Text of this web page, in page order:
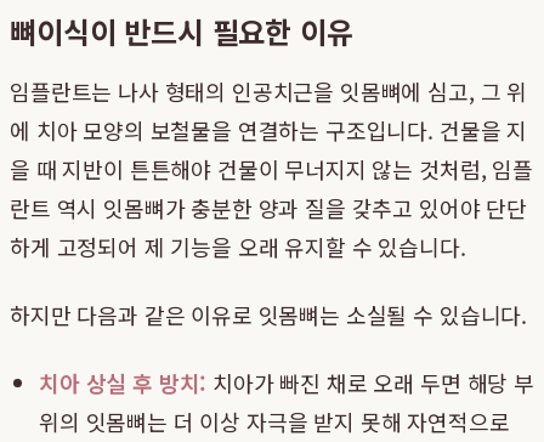
뼈이식이 반드시 필요한 이유
임플란트는 나사 형태의 인공치근을 잇몸뼈에 심고, 그 위
에 치아 모양의 보철물을 연결하는 구조입니다. 건물을 지
을 때 지반이 튼튼해야 건물이 무너지지 않는 것처럼, 임플
란트 역시 잇몸뼈가 충분한 양과 질을 갖추고 있어야 단단
하게 고정되어 제 기능을 오래 유지할 수 있습니다.
하지만 다음과 같은 이유로 잇몸뼈는 소실될 수 있습니다.
치아 상실 후 방치: 치아가 빠진 채로 오래 두면 해당 부
위의 잇몸뼈는 더 이상 자극을 받지 못해 자연적으로